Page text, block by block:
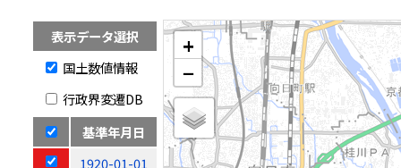
表示データ選択
国土数値情報
行政界変遷DB
基準年月日
1920-01-01
+
−